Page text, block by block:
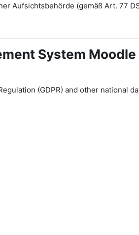
Aufsichtsbehörde (gemäß Art. 77
System
(GDPR) and other national